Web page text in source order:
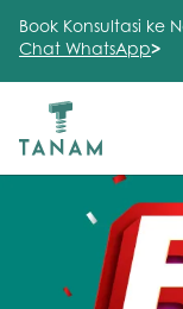
About Us
Treatment
Testimonial
Book Konsultasi ke
Chat WhatsApp>